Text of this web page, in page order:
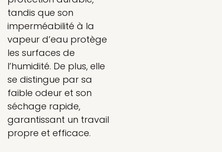
tandis que son
imperméabilité à la
vapeur d’eau protège
les surfaces de
l’humidité. De plus, elle
se distingue par sa
faible odeur et son
séchage rapide,
garantissant un travail
propre et efficace.